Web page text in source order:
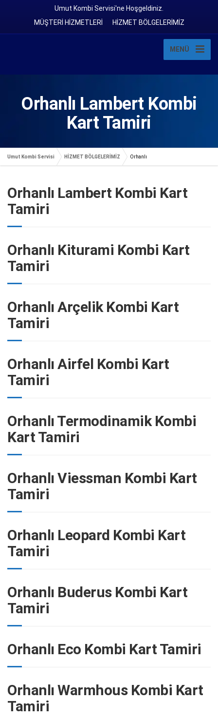
Umut Kombi Servisi'ne Hoşgeldiniz.
MÜŞTERİ HİZMETLERİ
HİZMET BÖLGELERİMİZ
MENÜ
Orhanlı Lambert Kombi
Kart Tamiri
Umut Kombi Servisi HİZMET BÖLGELERİMİZ Orhanlı
Orhanlı Lambert Kombi Kart
Tamiri
Orhanlı Kiturami Kombi Kart
Tamiri
Orhanlı Arçelik Kombi Kart
Tamiri
Orhanlı Airfel Kombi Kart
Tamiri
Orhanlı Termodinamik Kombi
Kart Tamiri
Orhanlı Viessman Kombi Kart
Tamiri
Orhanlı Leopard Kombi Kart
Tamiri
Orhanlı Buderus Kombi Kart
Tamiri
Orhanlı Eco Kombi Kart Tamiri
Orhanlı Warmhous Kombi Kart
Tamiri